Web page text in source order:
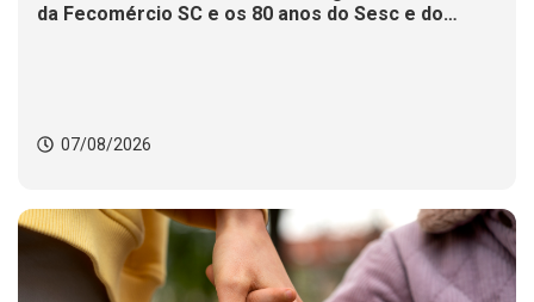
da Fecomércio SC e os 80 anos do Sesc e do
07/08/2026